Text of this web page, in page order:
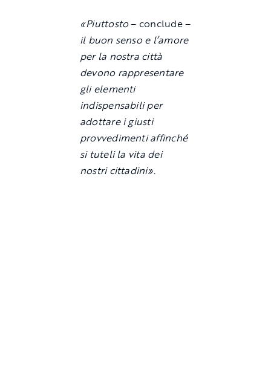
«Piuttosto– conclude –
il buon senso e l’amore
per la nostra città
devono rappresentare
gli elementi
indispensabili per
adottare i giusti
provvedimenti affinché
si tuteli la vita dei
nostri cittadini».